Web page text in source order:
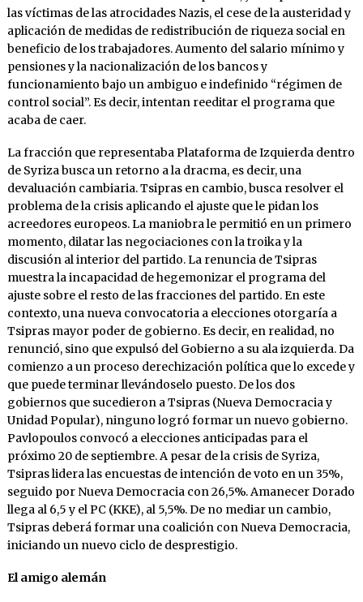
las víctimas de las atrocidades Nazis, el cese de la austeridad y
aplicación de medidas de redistribución de riqueza social en
beneficio de los trabajadores. Aumento del salario mínimo y
pensiones y la nacionalización de los bancos y
funcionamiento bajo un ambiguo e indefinido “régimen de
control social”. Es decir, intentan reeditar el programa que
acaba de caer.
La fracción que representaba Plataforma de Izquierda dentro
de Syriza busca un retorno a la dracma, es decir, una
devaluación cambiaria. Tsipras en cambio, busca resolver el
problema de la crisis aplicando el ajuste que le pidan los
acreedores europeos. La maniobra le permitió en un primero
momento, dilatar las negociaciones con la troika y la
discusión al interior del partido. La renuncia de Tsipras
muestra la incapacidad de hegemonizar el programa del
ajuste sobre el resto de las fracciones del partido. En este
contexto, una nueva convocatoria a elecciones otorgaría a
Tsipras mayor poder de gobierno. Es decir, en realidad, no
renunció, sino que expulsó del Gobierno a su ala izquierda. Da
comienzo a un proceso derechización política que lo excede y
que puede terminar llevándoselo puesto. De los dos
gobiernos que sucedieron a Tsipras (Nueva Democracia y
Unidad Popular), ninguno logró formar un nuevo gobierno.
Pavlopoulos convocó a elecciones anticipadas para el
próximo 20 de septiembre. A pesar de la crisis de Syriza,
Tsipras lidera las encuestas de intención de voto en un 35%,
seguido por Nueva Democracia con 26,5%. Amanecer Dorado
llega al 6,5 y el PC (KKE), al 5,5%. De no mediar un cambio,
Tsipras deberá formar una coalición con Nueva Democracia,
iniciando un nuevo ciclo de desprestigio.
El amigo alemán